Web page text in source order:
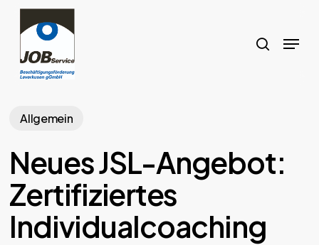
Skip
main
content
Menu
Allgemein
Neues JSL-Angebot:
Zertifiziertes
Individualcoaching